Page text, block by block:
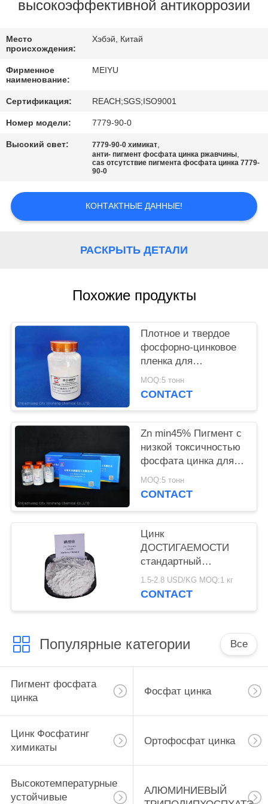
ЗАВОДУ
КОНТРОЛЬ
КАЧЕСТВА
СВЯЖИТЕСЬ
С
НАМИ
ЗАПРОСИТЕ
ЦИТАТУ
PRIVACY
высокоэффективной антикоррозии
Место
происхождения:
Хэбэй, Китай
Фирменное
наименование:
MEIYU
Сертификация: REACH;SGS;ISO9001
Номер модели: 7779-90-0
Высокий свет: 7779-90-0 химикат,
анти- пигмент фосфата цинка ржавчины,
cas отсутствие пигмента фосфата цинка 7779-
90-0
КОНТАКТНЫЕ ДАННЫЕ!
РАСКРЫТЬ ДЕТАЛИ
Похожие продукты
Плотное и твердое
фосфорно-цинковое
пленка для
предотвращения
коррозии металлов и
MOQ:5 тонн
CONTACT
Zn min45% Пигмент с
низкой токсичностью
фосфата цинка для
экологически чистых
антикоррозионных
MOQ:5 тонн
CONTACT
Цинк
ДОСТИГАЕМОСТИ
стандартный
Фосфатинг химикаты,
антикоррозийное
1.5-2.8 USD/KG MOQ:1 кг
CONTACT
Популярные категории Все
Пигмент фосфата
цинка
Фосфат цинка
Цинк Фосфатинг
химикаты
Ортофосфат цинка
Высокотемпературные
устойчивые
АЛЮМИНИЕВЫЙ